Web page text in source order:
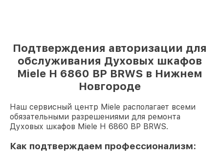
Подтверждения авторизации для
обслуживания Духовых шкафов
Miele H 6860 BP BRWS в Нижнем
Новгороде
Наш сервисный центр Miele располагает всеми
обязательными разрешениями для ремонта
Духовых шкафов Miele H 6860 BP BRWS.
Как подтверждаем профессионализм: